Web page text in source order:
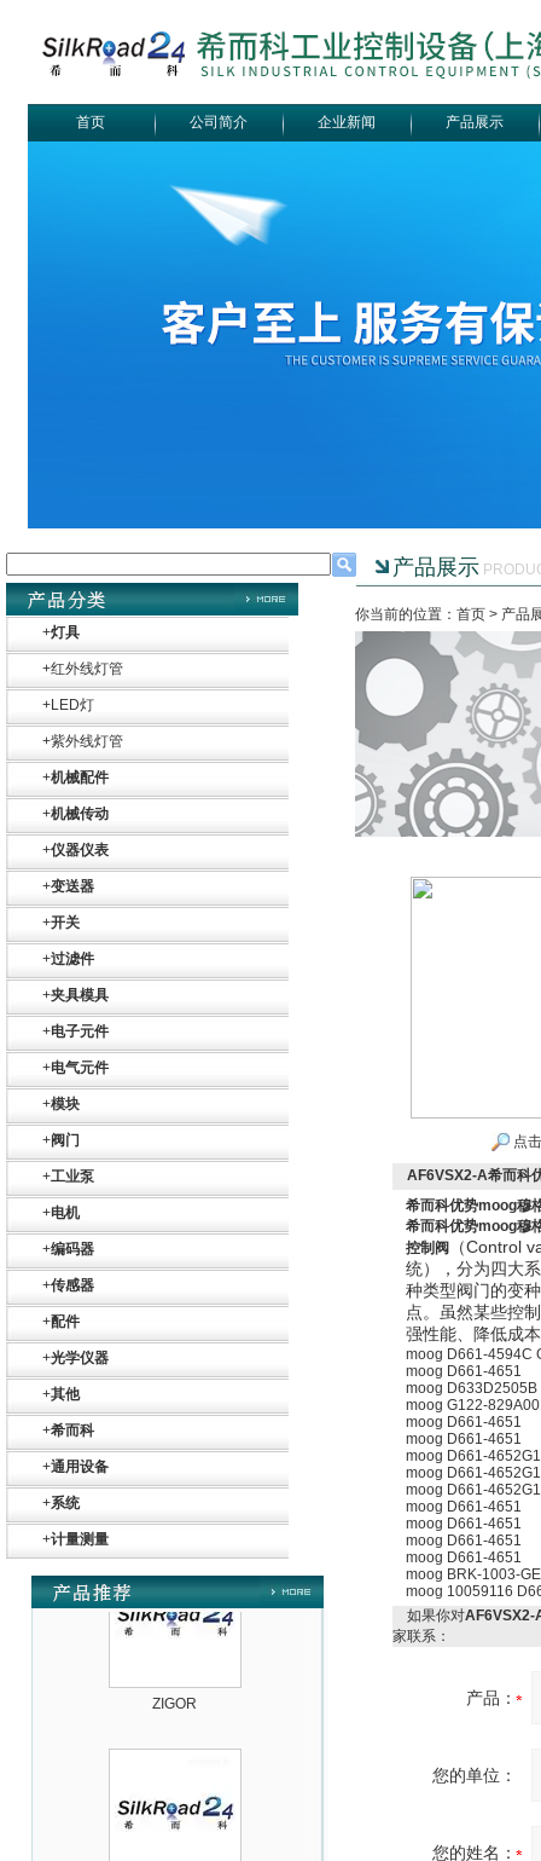
首页 公司简介 企业新闻 产品展示
+灯具
+红外线灯管
+LED灯
+紫外线灯管
+机械配件
+机械传动
+仪器仪表
+变送器
+开关
+过滤件
+夹具模具
+电子元件
+电气元件
+模块
+阀门
+工业泵
+电机
+编码器
+传感器
+配件
+光学仪器
+其他
+希而科
+通用设备
+系统
+计量测量
德国HBM
ZIGOR
产品展示
你当前的位置：首页 > 产品
点
AF6VSX2-A希而科
希而科优势moog穆
希而科优势moog穆
控制阀
（Control
统），分为四大
种类型阀门的变
点。虽然某些控
强性能、降低成
moog D661-4594C
moog D661-4651
moog
moog G122-
moog D661-4651
moog D661-4651
moog D661-
moog D661-
moog D661-
moog D661-4651
moog D661-4651
moog D661-4651
moog D661-4651
moog BRK-1003-GE
moog 10059116
如果你对AF6VSX2-
家联系：
产品：
您的单位：
您的姓名：